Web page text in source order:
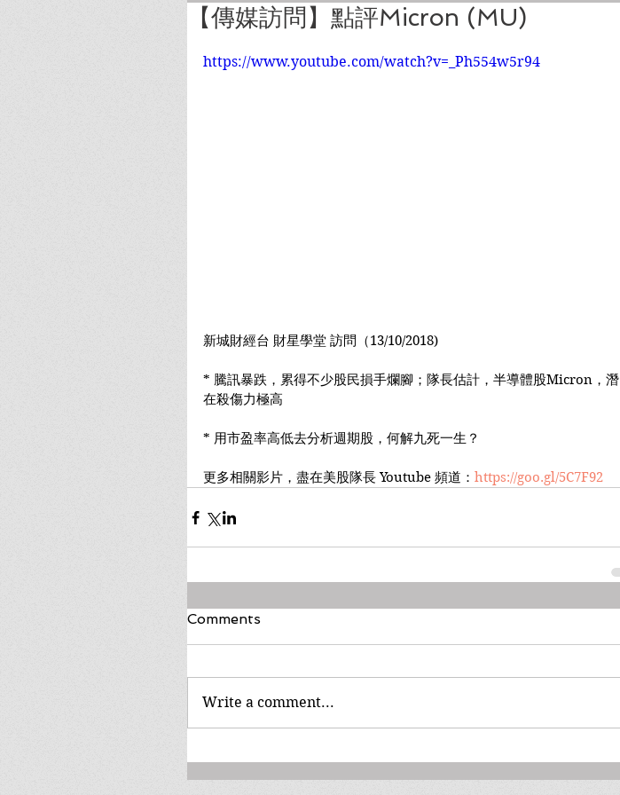
【傳媒訪問】點評Micron (MU)
https://www.youtube.com/watch?v=_Ph554w5r94
新城財經台 財星學堂 訪問（13/10/2018)
* 騰訊暴跌，累得不少股民損手爛腳；隊長估計，半導體股Micron，潛
在殺傷力極高
* 用市盈率高低去分析週期股，何解九死一生？
更多相關影片，盡在美股隊長 Youtube 頻道： https://goo.gl/5C7F92
Comments
Write a comment...